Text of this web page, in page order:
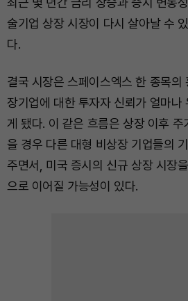
술기업 상장 시장이 다시 살아날 수
다.
결국 시장은 스페이스엑스 한 종목의
장기업에 대한 투자자 신뢰가 얼마나
게 됐다. 이 같은 흐름은 상장 이후
을 경우 다른 대형 비상장 기업들의
주면서, 미국 증시의 신규 상장 시장
으로 이어질 가능성이 있다.